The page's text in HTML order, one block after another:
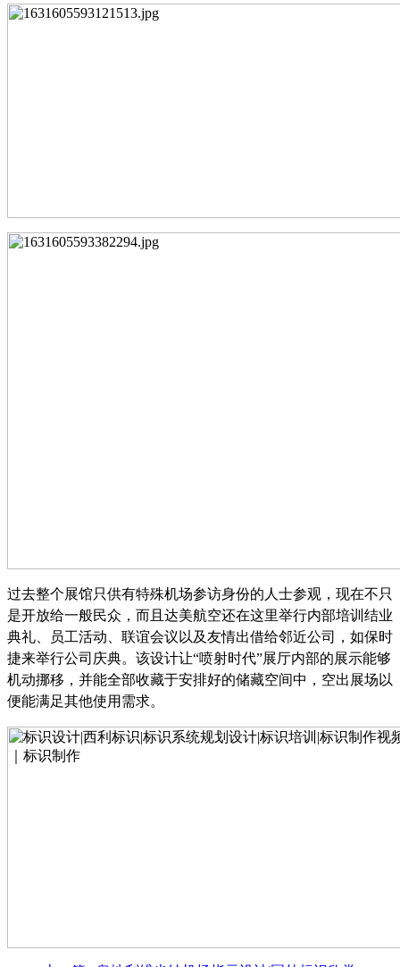
过去整个展馆只供有特殊机场参访身份的人士参观，现在不只
是开放给一般民众，而且达美航空还在这里举行内部培训结业
典礼、员工活动、联谊会议以及友情出借给邻近公司，如保时
捷来举行公司庆典。该设计让“喷射时代”展厅内部的展示能够
机动挪移，并能全部收藏于安排好的储藏空间中，空出展场以
便能满足其他使用需求。